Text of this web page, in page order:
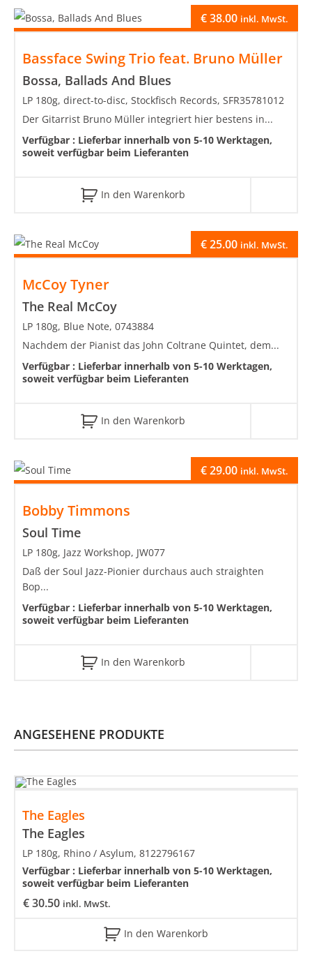
Bassface Swing Trio feat. Bruno Müller
Bossa, Ballads And Blues
€38.00 inkl. MwSt.
LP 180g, direct-to-disc, Stockfisch Records, SFR35781012
Der Gitarrist Bruno Müller integriert hier bestens in...
Verfügbar : Lieferbar innerhalb von 5-10 Werktagen,
soweit verfügbar beim Lieferanten
In den Warenkorb
McCoy Tyner
The Real McCoy
€25.00 inkl. MwSt.
LP 180g, Blue Note, 0743884
Nachdem der Pianist das John Coltrane Quintet, dem...
Verfügbar : Lieferbar innerhalb von 5-10 Werktagen,
soweit verfügbar beim Lieferanten
In den Warenkorb
Bobby Timmons
Soul Time
€29.00 inkl. MwSt.
LP 180g, Jazz Workshop, JW077
Daß der Soul Jazz-Pionier durchaus auch straighten
Bop...
Verfügbar : Lieferbar innerhalb von 5-10 Werktagen,
soweit verfügbar beim Lieferanten
In den Warenkorb
ANGESEHENE PRODUKTE
The Eagles
The Eagles
€30.50 inkl. MwSt.
LP 180g, Rhino / Asylum, 8122796167
Verfügbar : Lieferbar innerhalb von 5-10 Werktagen,
soweit verfügbar beim Lieferanten
In den Warenkorb